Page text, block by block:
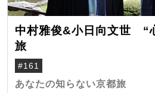
中村雅俊&小日向文世 “
旅
#161
あなたの知らない京都旅